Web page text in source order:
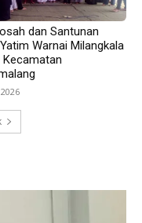
dan Santunan
Warnai Milangkala
Kecamatan